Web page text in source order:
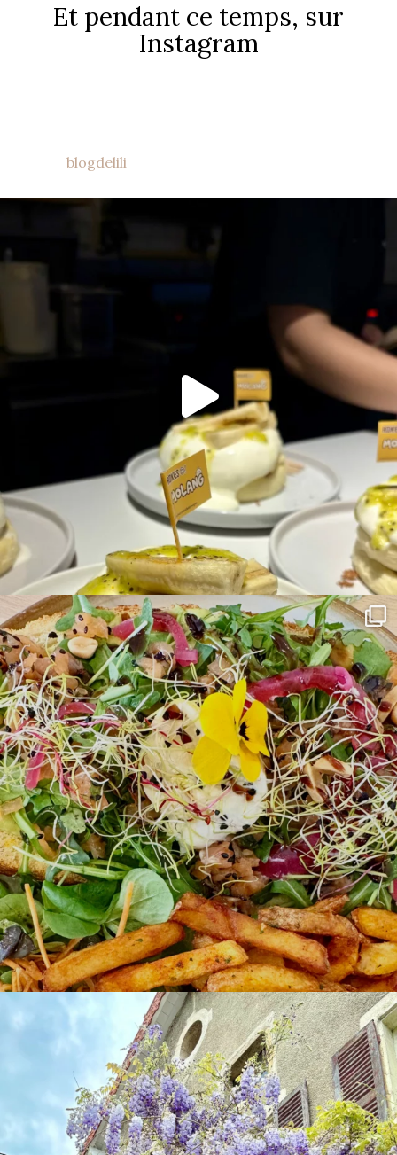
Et pendant ce temps, sur
Instagram
blogdelili